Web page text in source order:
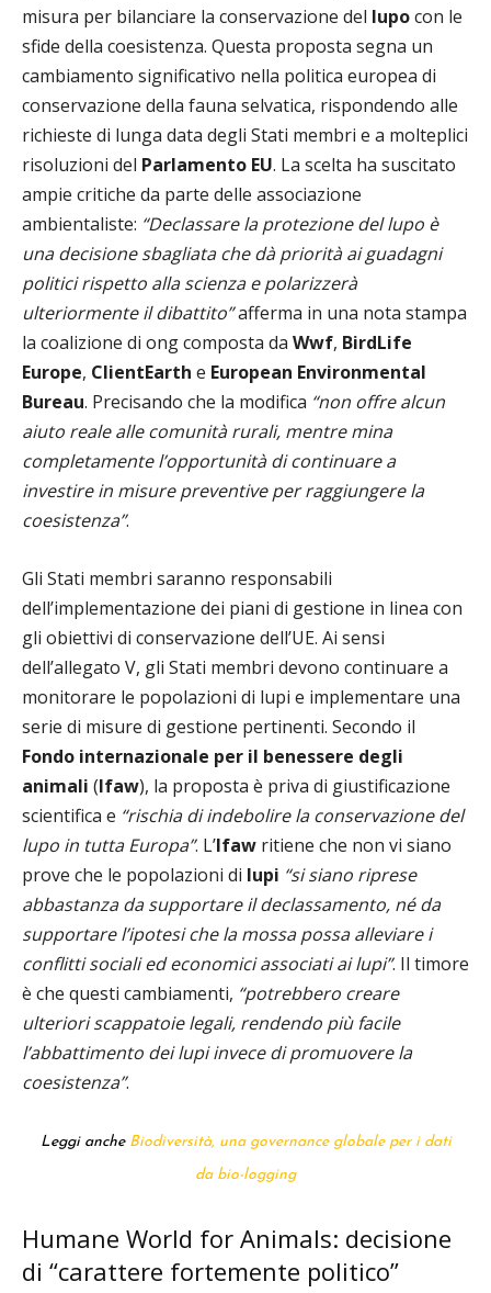
misura per bilanciare la conservazione del lupocon le
sfide della coesistenza. Questa proposta segna un
cambiamento significativo nella politica europea di
conservazione della fauna selvatica, rispondendo alle
richieste di lunga data degli Stati membri e a molteplici
risoluzioni del Parlamento EU. La scelta ha suscitato
ampie critiche da parte delle associazione
ambientaliste: “Declassare la protezione del lupo è
una decisione sbagliata che dà priorità ai guadagni
politici rispetto alla scienza e polarizzerà
ulteriormente il dibattito”afferma in una nota stampa
la coalizione di ong composta da Wwf, BirdLife
Europe, ClientEarth e European Environmental
Bureau. Precisando che la modifica “non offre alcun
aiuto reale alle comunità rurali, mentre mina
completamente l’opportunità di continuare a
investire in misure preventive per raggiungere la
coesistenza”.
Gli Stati membri saranno responsabili
dell’implementazione dei piani di gestione in linea con
gli obiettivi di conservazione dell’UE. Ai sensi
dell’allegato V, gli Stati membri devono continuare a
monitorare le popolazioni di lupi e implementare una
serie di misure di gestione pertinenti. Secondo il
Fondo internazionale per il benessere degli
animali (Ifaw), la proposta è priva di giustificazione
scientifica e “rischia di indebolire la conservazione del
lupo in tutta Europa”. L’Ifaw ritiene che non vi siano
prove che le popolazioni di lupi “si siano riprese
abbastanza da supportare il declassamento, né da
supportare l’ipotesi che la mossa possa alleviare i
conflitti sociali ed economici associati ai lupi”. Il timore
è che questi cambiamenti, “potrebbero creare
ulteriori scappatoie legali, rendendo più facile
l’abbattimento dei lupi invece di promuovere la
coesistenza”.
Leggi anche Biodiversità, una governance globale per i dati
da bio-logging
Humane World for Animals: decisione
di “carattere fortemente politico”